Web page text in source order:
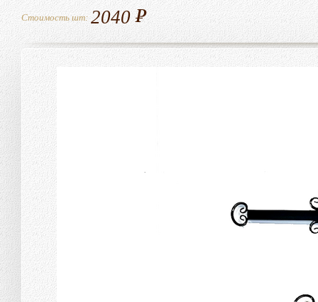
Стоимость шт: 2040